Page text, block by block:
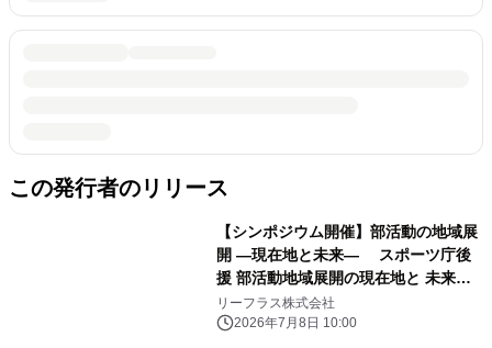
この発行者のリリース
【シンポジウム開催】部活動の地域展
開 ―現在地と未来― スポーツ庁後
援 部活動地域展開の現在地と 未来を
語るシンポジウム開催
リーフラス株式会社
2026年7月8日 10:00